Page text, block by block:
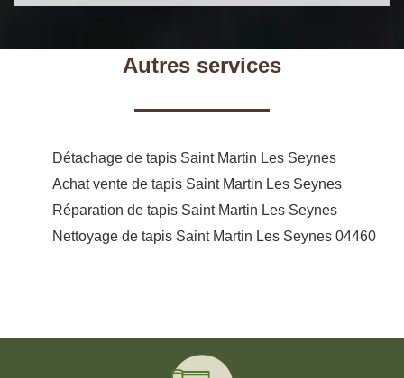
Autres services
Détachage de tapis Saint Martin Les Seynes
Achat vente de tapis Saint Martin Les Seynes
Réparation de tapis Saint Martin Les Seynes
Nettoyage de tapis Saint Martin Les Seynes 04460